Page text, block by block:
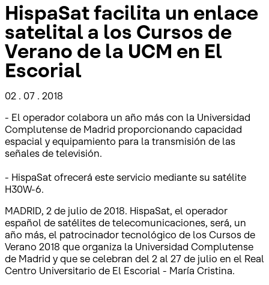
HispaSat facilita un enlace
satelital a los Cursos de
Verano de la UCM en El
Escorial
02 . 07 . 2018
- El operador colabora un año más con la Universidad
Complutense de Madrid proporcionando capacidad
espacial y equipamiento para la transmisión de las
señales de televisión.
- HispaSat ofrecerá este servicio mediante su satélite
H30W-6.
MADRID, 2 de julio de 2018. HispaSat, el operador
español de satélites de telecomunicaciones, será, un
año más, el patrocinador tecnológico de los Cursos de
Verano 2018 que organiza la Universidad Complutense
de Madrid y que se celebran del 2 al 27 de julio en el Real
Centro Universitario de El Escorial - María Cristina.